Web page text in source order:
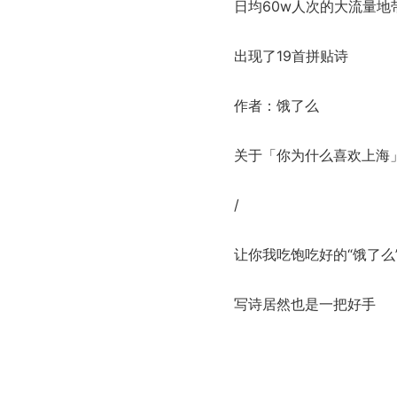
日均60w人次的大流量地
出现了19首拼贴诗
作者：饿了么
关于「你为什么喜欢上海」
/
让你我吃饱吃好的“饿了么
写诗居然也是一把好手